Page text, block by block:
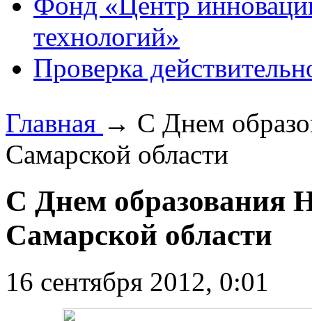
технологий»
Проверка
Главная → С Днем
Самарской области
С Днем образования
Самарской области
16 сентября 2012, 0:01